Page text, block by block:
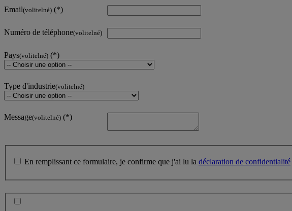
Email(volitelné)
Numéro de téléphone(volitelné)
Pays(volitelné)
Type d'industrie(volitelné)
Message(volitelné)
En remplissant ce formulaire, je confirme que j'ai lu la déclaration de confidentialité